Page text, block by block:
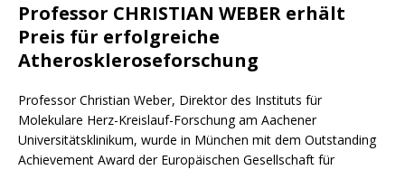
Professor CHRISTIAN WEBER erhält
Preis für erfolgreiche
Atheroskleroseforschung
Professor Christian Weber, Direktor des Instituts für
Molekulare Herz-Kreislauf-Forschung am Aachener
Universitätsklinikum, wurde in München mit dem Outstanding
Achievement Award der Europäischen Gesellschaft für